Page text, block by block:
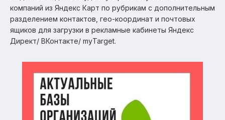
компаний из Яндекс Карт по рубрикам с дополнительным
разделением контактов, гео-координат и почтовых
ящиков для загрузки в рекламные кабинеты Яндекс
Директ/ ВКонтакте/ myTarget.